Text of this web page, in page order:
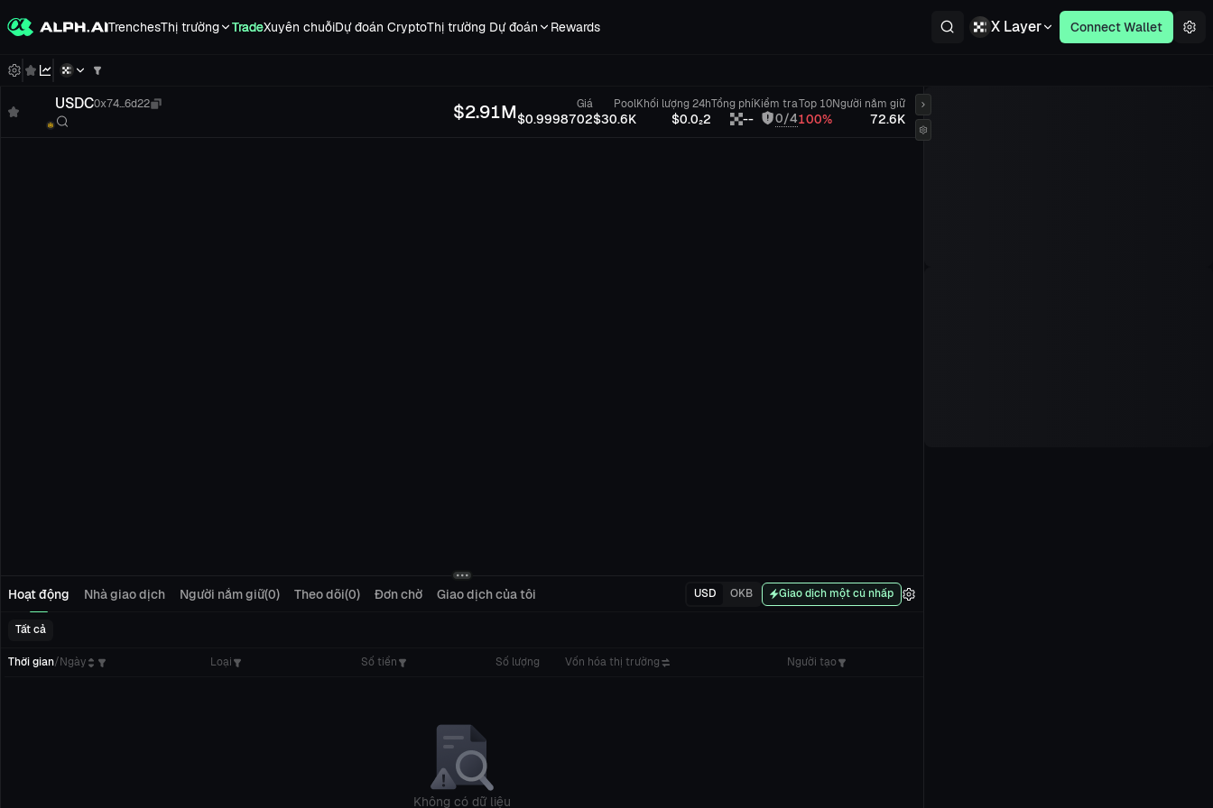
TrenchesThị trường TradeXuyên chuỗiDự đoán CryptoThị trường Dự đoán Rewards X Layer Connect Wallet
USDC0x74...6d22 $2.91M Giá
$0.9998702
Pool
$30.6K
Khối lượng 24h
$0.0₂2
Tổng phí
--
Kiểm tra
0/4
Top 10
100%
Người nắm giữ
72.6K
Hoạt động Nhà giao dịch Người nắm giữ(0) Theo dõi(0) Đơn chờ Giao dịch của tôi USD OKB Giao dịch một cú nhấp
Tất cả
Thời gian/Ngày Loại Số tiền Số lượng Vốn hóa thị trường Người tạo
Không có dữ liệu